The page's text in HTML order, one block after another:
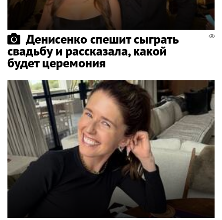
Денисенко спешит сыграть
свадьбу и рассказала, какой
будет церемония